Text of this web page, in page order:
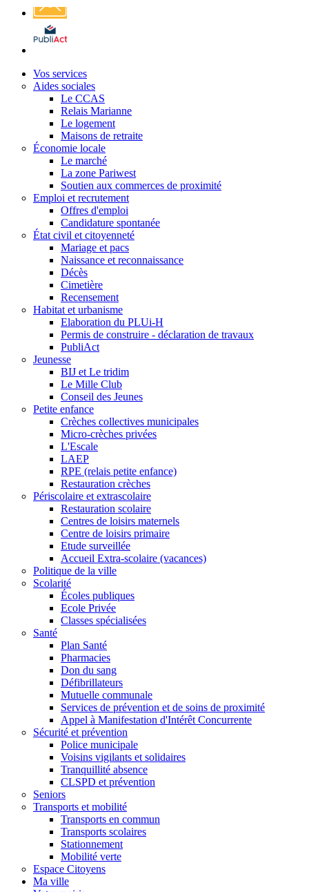
Affichage
légal
Vos services
Aides sociales
Le CCAS
Relais Marianne
Le logement
Maisons de retraite
Économie locale
Le marché
La zone Pariwest
Soutien aux commerces de proximité
Emploi et recrutement
Offres d'emploi
Candidature spontanée
État civil et citoyenneté
Mariage et pacs
Naissance et reconnaissance
Décès
Cimetière
Recensement
Habitat et urbanisme
Elaboration du PLUi-H
Permis de construire - déclaration de travaux
PubliAct
Jeunesse
BIJ et Le tridim
Le Mille Club
Conseil des Jeunes
Petite enfance
Crèches collectives municipales
Micro-crèches privées
L'Escale
LAEP
RPE (relais petite enfance)
Restauration crèches
Périscolaire et extrascolaire
Restauration scolaire
Centres de loisirs maternels
Centre de loisirs primaire
Etude surveillée
Accueil Extra-scolaire (vacances)
Politique de la ville
Scolarité
Écoles publiques
Ecole Privée
Classes spécialisées
Santé
Plan Santé
Pharmacies
Don du sang
Défibrillateurs
Mutuelle communale
Services de prévention et de soins de proximité
Appel à Manifestation d'Intérêt Concurrente
Sécurité et prévention
Police municipale
Voisins vigilants et solidaires
Tranquillité absence
CLSPD et prévention
Seniors
Transports et mobilité
Transports en commun
Transports scolaires
Stationnement
Mobilité verte
Espace Citoyens
Ma ville